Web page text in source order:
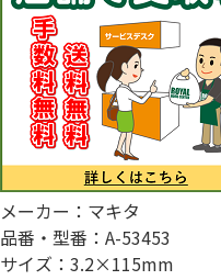
メーカー：マキタ
品番・型番：A-53453
サイズ：3.2×115mm